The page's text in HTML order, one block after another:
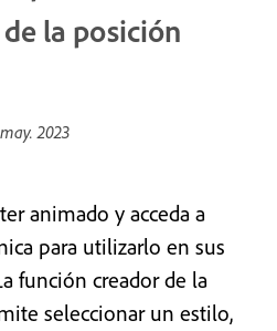
la posición
2023
animado y acceda a
para utilizarlo en sus
función creador de la
seleccionar un estilo,